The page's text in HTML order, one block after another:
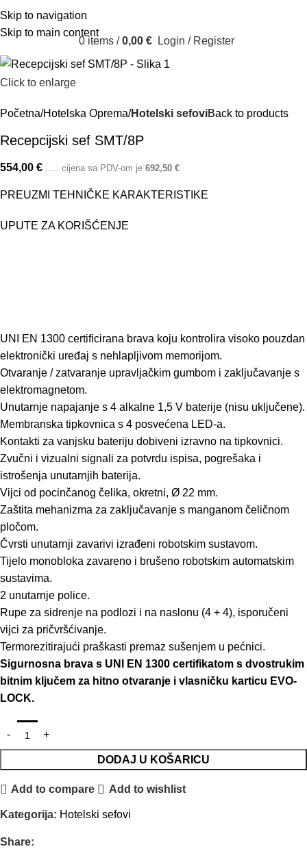
Skip to navigation
Skip to main content
0 items / 0,00 € Login / Register
Click to enlarge
Početna Hotelska Oprema Hotelski sefoviBack to products
Recepcijski sef SMT/8P
554,00 € ..... cijena sa PDV-om je 692,50 €
PREUZMI TEHNIČKE KARAKTERISTIKE
UPUTE ZA KORIŠĆENJE
UNI EN 1300 certificirana brava koju kontrolira visoko pouzdan
elektronički uređaj s nehlapljivom memorijom.
Otvaranje / zatvaranje upravljačkim gumbom i zaključavanje s
elektromagnetom.
Unutarnje napajanje s 4 alkalne 1,5 V baterije (nisu uključene).
Membranska tipkovnica s 4 posvećena LED-a.
Kontakti za vanjsku bateriju dobiveni izravno na tipkovnici.
Zvučni i vizualni signali za potvrdu ispisa, pogrešaka i
istrošenja unutarnjih baterija.
Vijci od pocinčanog čelika, okretni, Ø 22 mm.
Zaštita mehanizma za zaključavanje s manganom čeličnom
pločom.
Čvrsti unutarnji zavarivi izrađeni robotskim sustavom.
Tijelo monobloka zavareno i brušeno robotskim automatskim
sustavima.
2 unutarnje police.
Rupe za sidrenje na podlozi i na naslonu (4 + 4), isporučeni
vijci za pričvršćivanje.
Termorezitirajući praškasti premaz sušenjem u pećnici.
Sigurnosna brava s UNI EN 1300 certifikatom s dvostrukim
bitnim ključem za hitno otvaranje i vlasničku karticu EVO-
LOCK.
DODAJ U KOŠARICU
Add to compare Add to wishlist
Kategorija: Hotelski sefovi
Share: